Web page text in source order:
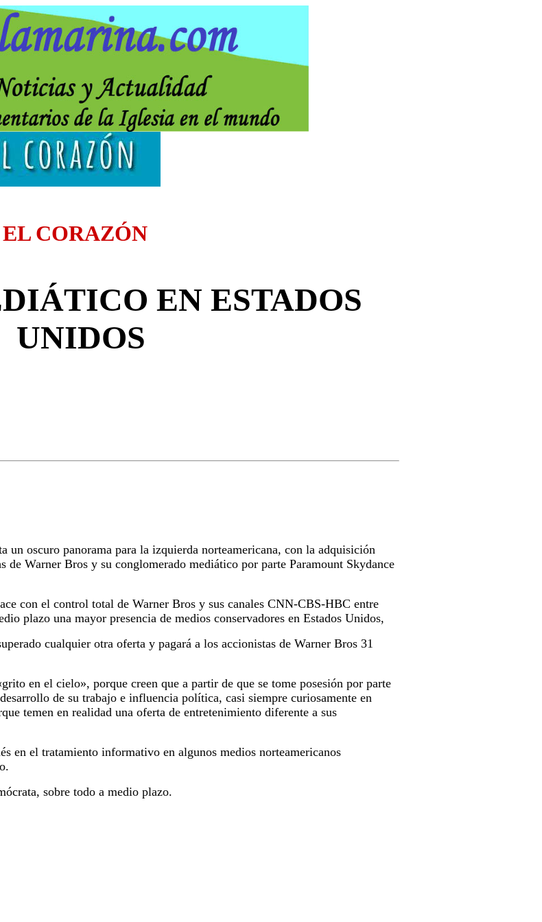
CORAZÓN
EN ESTADOS
UNIDOS
un oscuro panorama para la izquierda norteamericana, con la adquisición
de Warner Bros y su conglomerado mediático por parte Paramount Skydance
con el control total de Warner Bros y sus canales CNN-CBS-HBC entre
plazo una mayor presencia de medios conservadores en Estados Unidos,
cualquier otra oferta y pagará a los accionistas de Warner Bros 31
en el cielo», porque creen que a partir de que se tome posesión por parte
de su trabajo e influencia política, casi siempre curiosamente en
temen en realidad una oferta de entretenimiento diferente a sus
en el tratamiento informativo en algunos medios norteamericanos
sobre todo a medio plazo.